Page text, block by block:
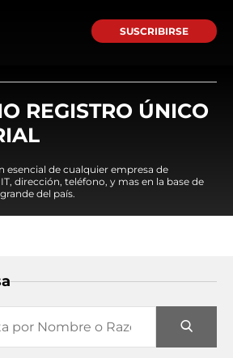
SUSCRIBIRSE
REGISTRO ÚNICO
esencial de cualquier empresa de
dirección, teléfono, y mas en la base de
del país.